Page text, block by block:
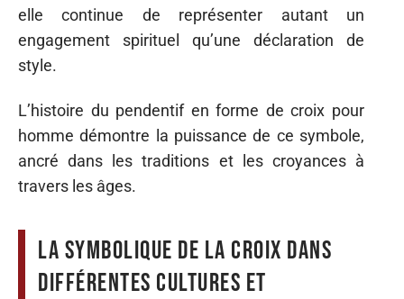
elle continue de représenter autant un
engagement spirituel qu’une déclaration de
style.
L’histoire du pendentif en forme de croix pour
homme démontre la puissance de ce symbole,
ancré dans les traditions et les croyances à
travers les âges.
La symbolique de la croix dans
différentes cultures et